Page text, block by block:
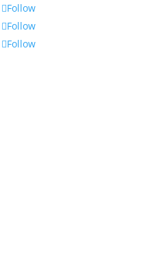
Follow
Follow
Follow